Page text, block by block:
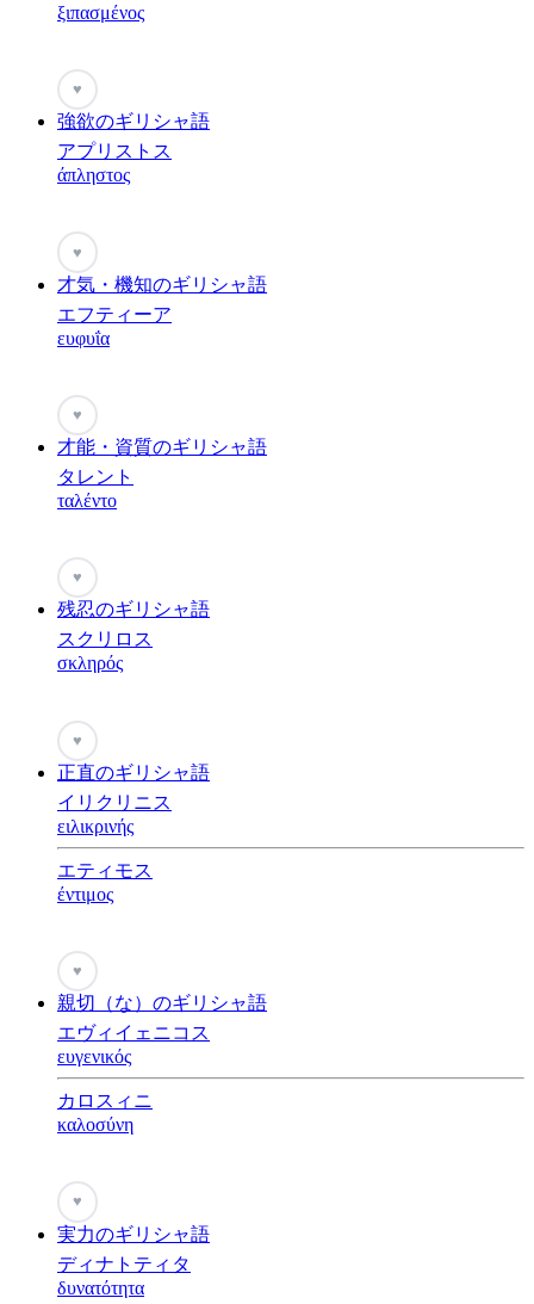
ξιπασμένος
♥
強欲のギリシャ語
アプリストス
άπληστος
♥
才気・機知のギリシャ語
エフティーア
ευφυΐα
♥
才能・資質のギリシャ語
タレント
ταλέντο
♥
残忍のギリシャ語
スクリロス
σκληρός
♥
正直のギリシャ語
イリクリニス
ειλικρινής
エティモス
έντιμος
♥
親切（な）のギリシャ語
エヴィイェニコス
ευγενικός
カロスィニ
καλοσύνη
♥
実力のギリシャ語
ディナトティタ
δυνατότητα